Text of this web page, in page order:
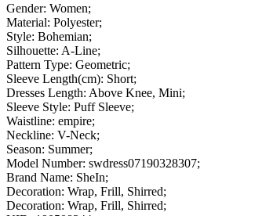
Gender: Women;
Material: Polyester;
Style: Bohemian;
Silhouette: A-Line;
Pattern Type: Geometric;
Sleeve Length(cm): Short;
Dresses Length: Above Knee, Mini;
Sleeve Style: Puff Sleeve;
Waistline: empire;
Neckline: V-Neck;
Season: Summer;
Model Number: swdress07190328307;
Brand Name: SheIn;
Decoration: Wrap, Frill, Shirred;
Decoration: Wrap, Frill, Shirred;